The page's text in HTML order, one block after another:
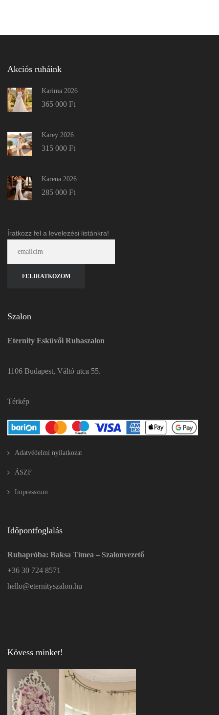
Akciós ruháink
Karima 2026
365 000 Ft
Karey 2026
315 000 Ft
Karena 2026
285 000 Ft
Íratkozz fel a levelezési listánkra!
Szalon
Eternity Esküvői Ruhaszalon
1106 Budapest, Váltó utca 55.
Térkép
Adatvédelmi nyilatkozat
ÁSZF
Impresszum
Időpontfoglalás
Ruhapróba: Baksa Tímea – Szalonvezető
+36 30 724 8571
hello@eternityszalon.hu
Kövess minket!